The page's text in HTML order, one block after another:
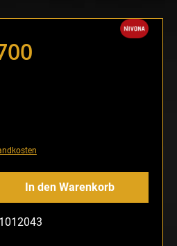
In den Warenkorb